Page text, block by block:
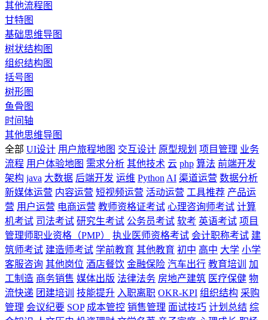
其他流程图
甘特图
基础思维导图
树状结构图
组织结构图
括号图
树形图
鱼骨图
时间轴
其他思维导图
全部 UI设计 用户旅程地图 交互设计 原型规划 项目管理 业务
流程 用户体验地图 需求分析 其他技术 云 php 算法 前端开发
架构 java 大数据 后端开发 运维 Python AI 渠道运营 数据分析
新媒体运营 内容运营 短视频运营 活动运营 工具推荐 产品运
营 用户运营 电商运营 教师资格证考试 心理咨询师考试 计算
机考试 司法考试 研究生考试 公务员考试 软考 英语考试 项目
管理师职业资格（PMP）
执业医师资格考试 会计职称考试 建
筑师考试 建造师考试 学前教育 其他教育 初中 高中 大学 小学
客服咨询 其他岗位 酒店餐饮 金融保险 汽车出行 教育培训
加
工制造 商务销售 媒体出版 法律法务 房地产建筑 医疗保健 物
流快递 团建培训 技能提升 入职离职 OKR-KPI 组织结构 采购
管理 会议纪要 SOP 成本管控 销售管理 面试技巧 计划总结 综